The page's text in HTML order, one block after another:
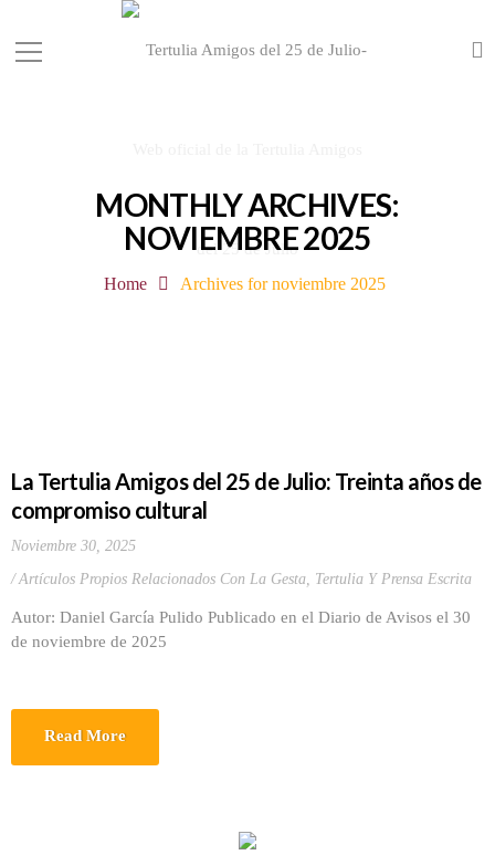
MONTHLY ARCHIVES:
NOVIEMBRE 2025
Home Archives for noviembre 2025
La Tertulia Amigos del 25 de Julio: Treinta años de
compromiso cultural
Noviembre 30, 2025
Artículos Propios Relacionados Con La Gesta, Tertulia Y Prensa Escrita
Autor: Daniel García Pulido Publicado en el Diario de Avisos el 30
de noviembre de 2025
Read More